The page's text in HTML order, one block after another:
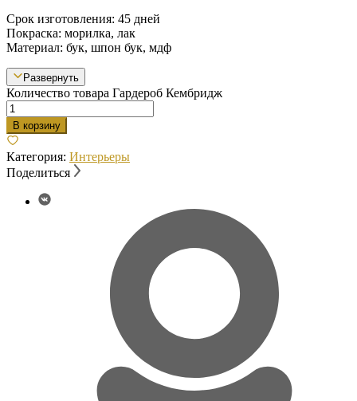
Срок изготовления: 45 дней
Покраска: морилка, лак
Материал: бук, шпон бук, мдф
Развернуть
Количество товара Гардероб Кембридж
В корзину
Категория: Интерьеры
Поделиться